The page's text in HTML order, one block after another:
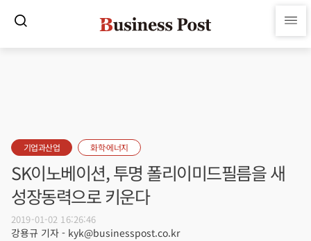
기업과산업 화학·에너지
SK이노베이션, 투명 폴리이미드필름을 새
성장동력으로 키운다
2019-01-02 16:26:46
강용규 기자 - kyk@businesspost.co.kr